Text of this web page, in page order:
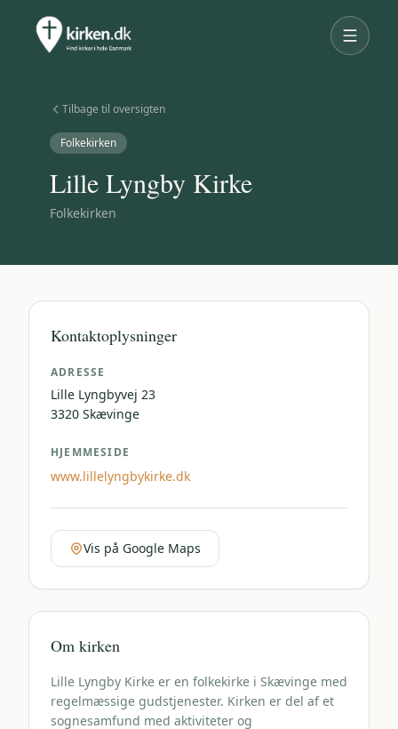
Tilbage til oversigten
Folkekirken
Lille Lyngby Kirke
Folkekirken
Kontaktoplysninger
ADRESSE
Lille Lyngbyvej 23
3320 Skævinge
HJEMMESIDE
www.lillelyngbykirke.dk
Vis på Google Maps
Om kirken
Lille Lyngby Kirke er en folkekirke i Skævinge med
regelmæssige gudstjenester. Kirken er del af et
sognesamfund med aktiviteter og